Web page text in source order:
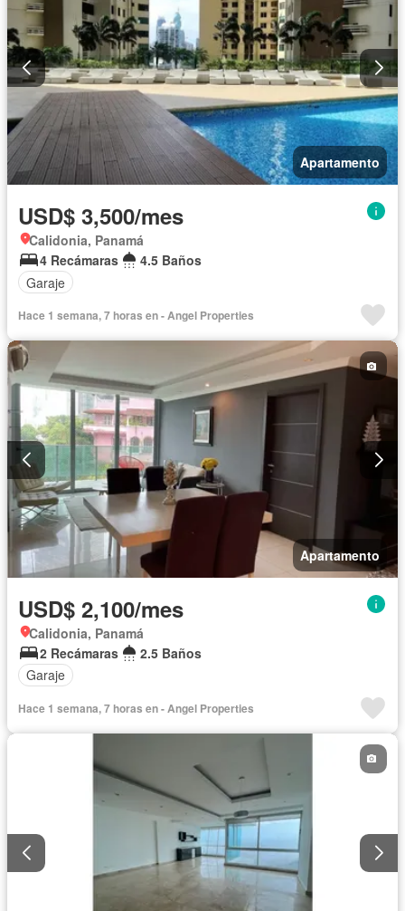
Apartamento
USD$ 3,500/mes
Calidonia, Panamá
4 Recámaras
4.5 Baños
Garaje
Hace 1 semana, 7 horas en - Angel Properties
Apartamento
USD$ 2,100/mes
Calidonia, Panamá
2 Recámaras
2.5 Baños
Garaje
Hace 1 semana, 7 horas en - Angel Properties